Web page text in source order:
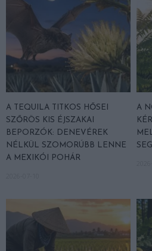
A TEQUILA TITKOS HŐSEI
SZŐRÖS KIS ÉJSZAKAI
BEPORZÓK: DENEVÉREK
NÉLKÜL SZOMORÚBB LENNE
A MEXIKÓI POHÁR
A